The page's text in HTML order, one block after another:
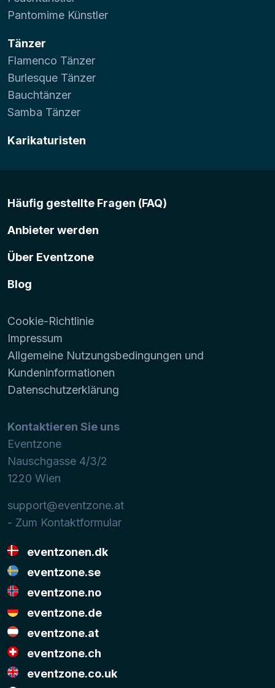
Pantomime Künstler
Tänzer
Flamenco Tänzer
Burlesque Tänzer
Bauchtänzer
Samba Tänzer
Karikaturisten
Häufig gestellte Fragen (FAQ)
Anbieter werden
Über Eventzone
Blog
Cookie-Richtlinie
Impressum
Allgemeine Nutzungsbedingungen und
Kundeninformationen
Datenschutzerklärung
Kontaktieren Sie uns
Eventzone
Nauschgasse 4/3/2
1220 Wien
support@eventzone.at
- Zum Kontaktformular
eventzonen.dk
eventzone.se
eventzone.no
eventzone.de
eventzone.at
eventzone.ch
eventzone.co.uk